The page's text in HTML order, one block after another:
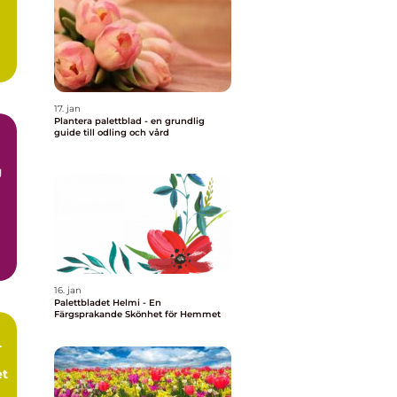
17. jan
Plantera palettblad - en grundlig
guide till odling och vård
16. jan
Palettbladet Helmi - En
Färgsprakande Skönhet för Hemmet